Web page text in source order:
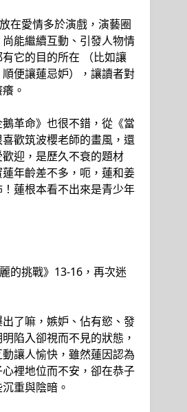
在愛情多於演戲，演藝圈
能繼續互動、引發人物情
它的目的所在 （比如讓
便讓蓮忌妒），讓讀者對
。
革命》也很不錯，從《當
歡筑波櫻老師的畫風，還
迎，是歷久不衰的題材
年齡差不多，呃，蓮和姜
蓮根本看不出來是青少年
的挑戰》13-16，再次迷
了嘛，嫉妒、佔有慾、發
陷入卻視而不見的狀態，
讓人愉快，雖然蓮因認為
裡地位而不安，卻在恭子
重與陰暗。